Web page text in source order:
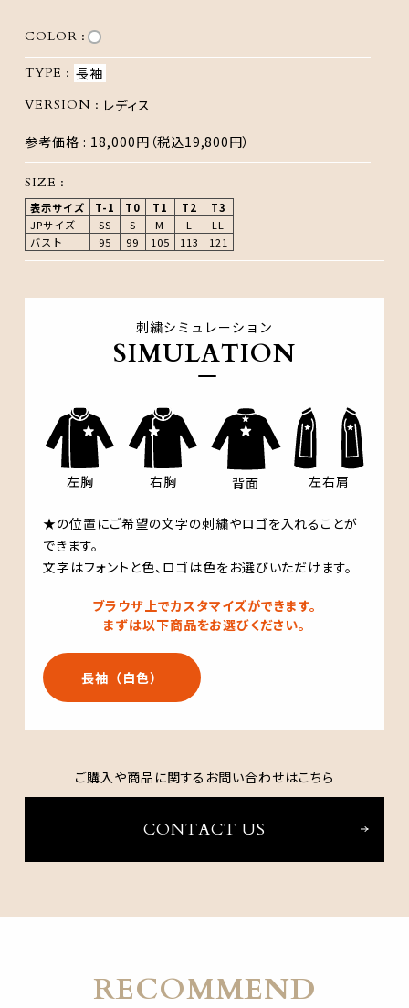
COLOR :
TYPE : 長袖
VERSION : レディス
参考価格 : 18,000円（税込19,800円）
SIZE :
表示サイズ T-1 T0 T1 T2
T3
JPサイズ
SS S M L
LL
バスト
95 99 105 113 121
刺繍シミュレーション
SIMULATION
左胸 右胸 背面 左右肩
★の位置にご希望の文字の刺繍やロゴを入れることが
できます。
文字はフォントと色、ロゴは色をお選びいただけます。
ブラウザ上でカスタマイズができます。
まずは以下商品をお選びください。
長袖（白色）
ご購入や商品に関するお問い合わせはこちら
CONTACT US
RECOMMEND